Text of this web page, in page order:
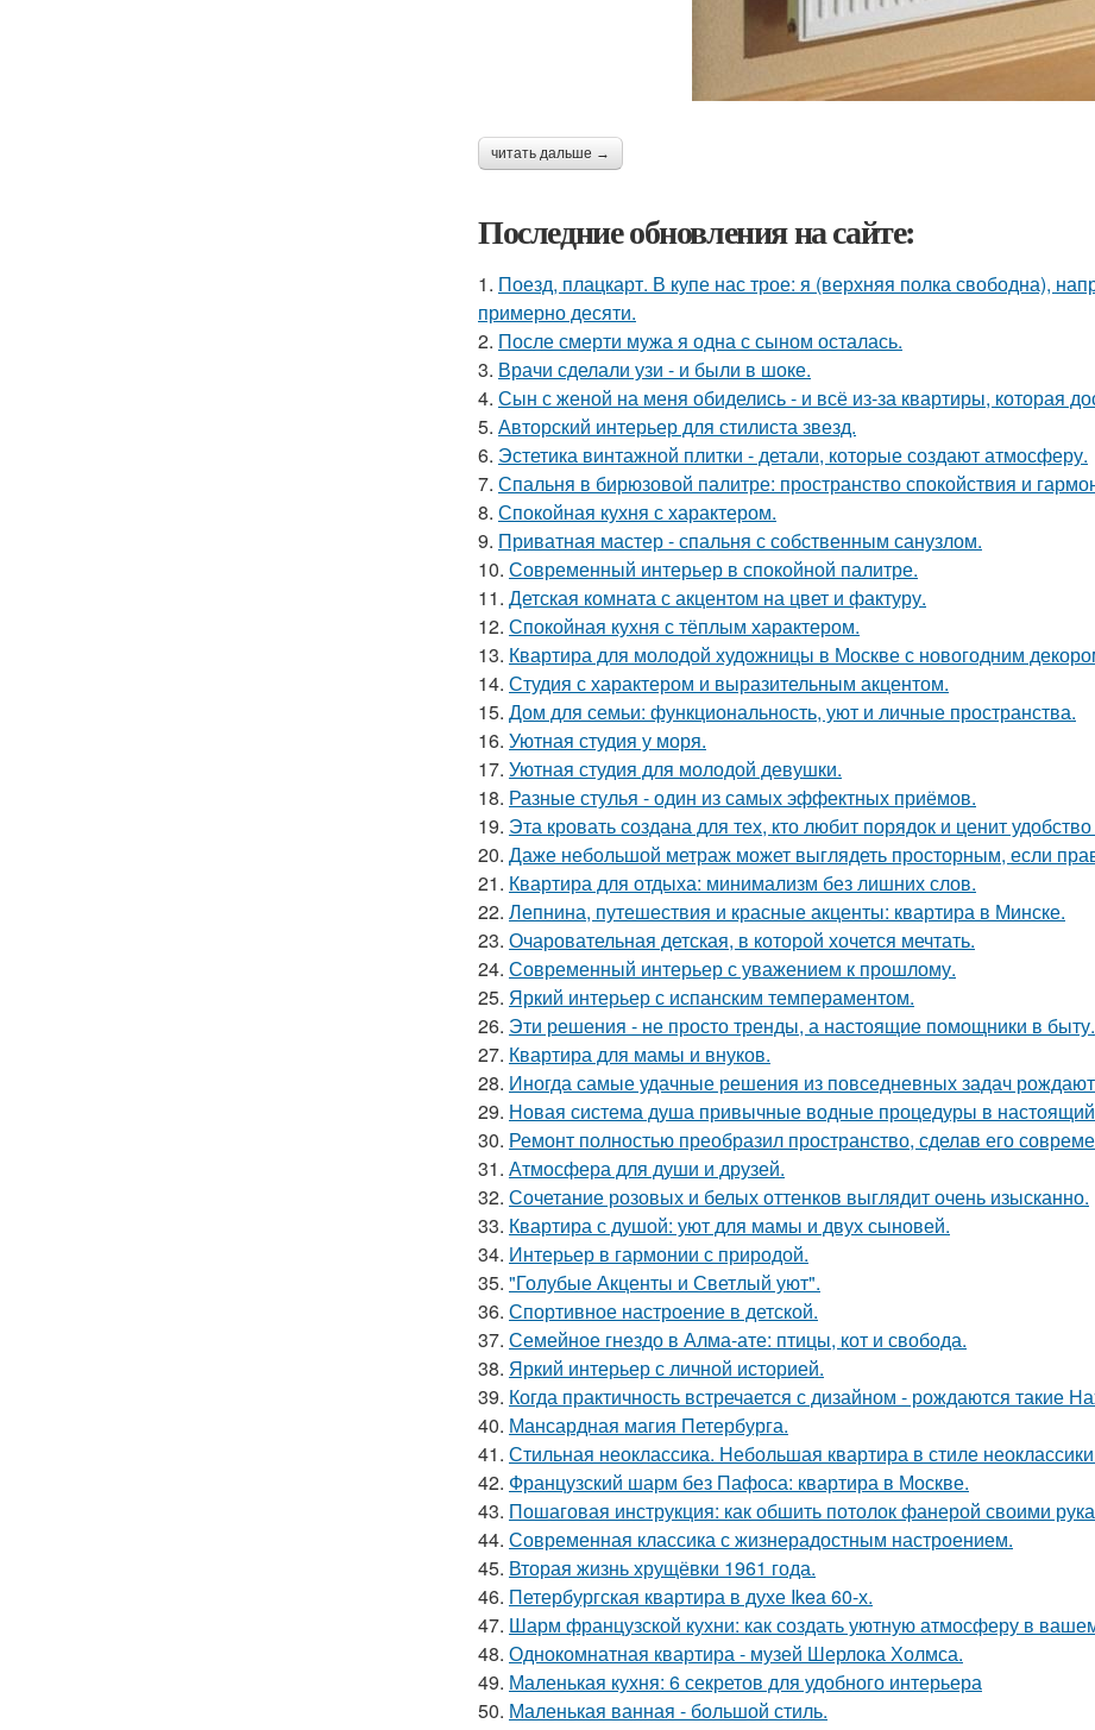
читать дальше →
Последние обновления на сайте:
1. Поезд, плацкарт. В купе нас трое: я (верхняя полка свободна),
примерно десяти.
2. После смерти мужа я одна с сыном осталась.
3. Врачи сделали узи - и были в шоке.
4. Сын с женой на меня обиделись - и всё из-за квартиры, которая
5. Авторский интерьер для стилиста звезд.
6. Эстетика винтажной плитки - детали, которые создают атмосферу.
7. Спальня в бирюзовой палитре: пространство спокойствия и
8. Спокойная кухня с характером.
9. Приватная мастер - спальня с собственным санузлом.
10. Современный интерьер в спокойной палитре.
11. Детская комната с акцентом на цвет и фактуру.
12. Спокойная кухня с тёплым характером.
13. Квартира для молодой художницы в Москве с новогодним
14. Студия с характером и выразительным акцентом.
15. Дом для семьи: функциональность, уют и личные пространства.
16. Уютная студия у моря.
17. Уютная студия для молодой девушки.
18. Разные стулья - один из самых эффектных приёмов.
19. Эта кровать создана для тех, кто любит порядок и ценит
20. Даже небольшой метраж может выглядеть просторным, если
21. Квартира для отдыха: минимализм без лишних слов.
22. Лепнина, путешествия и красные акценты: квартира в Минске.
23. Очаровательная детская, в которой хочется мечтать.
24. Современный интерьер с уважением к прошлому.
25. Яркий интерьер с испанским темпераментом.
26. Эти решения - не просто тренды, а настоящие помощники в быту.
27. Квартира для мамы и внуков.
28. Иногда самые удачные решения из повседневных задач
29. Новая система душа привычные водные процедуры в
30. Ремонт полностью преобразил пространство, сделав его
31. Атмосфера для души и друзей.
32. Сочетание розовых и белых оттенков выглядит очень изысканно.
33. Квартира с душой: уют для мамы и двух сыновей.
34. Интерьер в гармонии с природой.
35. "Голубые Акценты и Светлый уют".
36. Спортивное настроение в детской.
37. Семейное гнездо в Алма-ате: птицы, кот и свобода.
38. Яркий интерьер с личной историей.
39. Когда практичность встречается с дизайном - рождаются такие
40. Мансардная магия Петербурга.
41. Стильная неоклассика. Небольшая квартира в стиле
42. Французский шарм без Пафоса: квартира в Москве.
43. Пошаговая инструкция: как обшить потолок фанерой своими
44. Современная классика с жизнерадостным настроением.
45. Вторая жизнь хрущёвки 1961 года.
46. Петербургская квартира в духе Ikea 60-х.
47. Шарм французской кухни: как создать уютную атмосферу в
48. Однокомнатная квартира - музей Шерлока Холмса.
49. Маленькая кухня: 6 секретов для удобного интерьера
50. Маленькая ванная - большой стиль.